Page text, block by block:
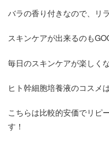
バラの香り付きなので、リ
スキンケアが出来るのも
毎日のスキンケアが楽しく
ヒト幹細胞培養液のコスメ
こちらは比較的安価でリピ
す！